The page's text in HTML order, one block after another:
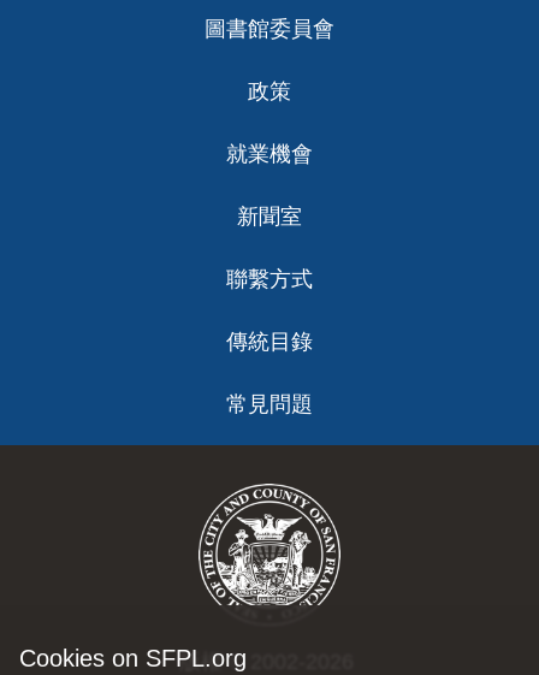
Cookies on SFPL.org
圖書館委員會
政策
就業機會
新聞室
聯繫方式
傳統目錄
常見問題
版權 © 2002-2026